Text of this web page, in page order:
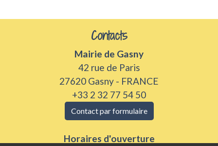
Contacts
Mairie de Gasny
42 rue de Paris
27620 Gasny - FRANCE
+33 2 32 77 54 50
Contact par formulaire
Horaires d'ouverture